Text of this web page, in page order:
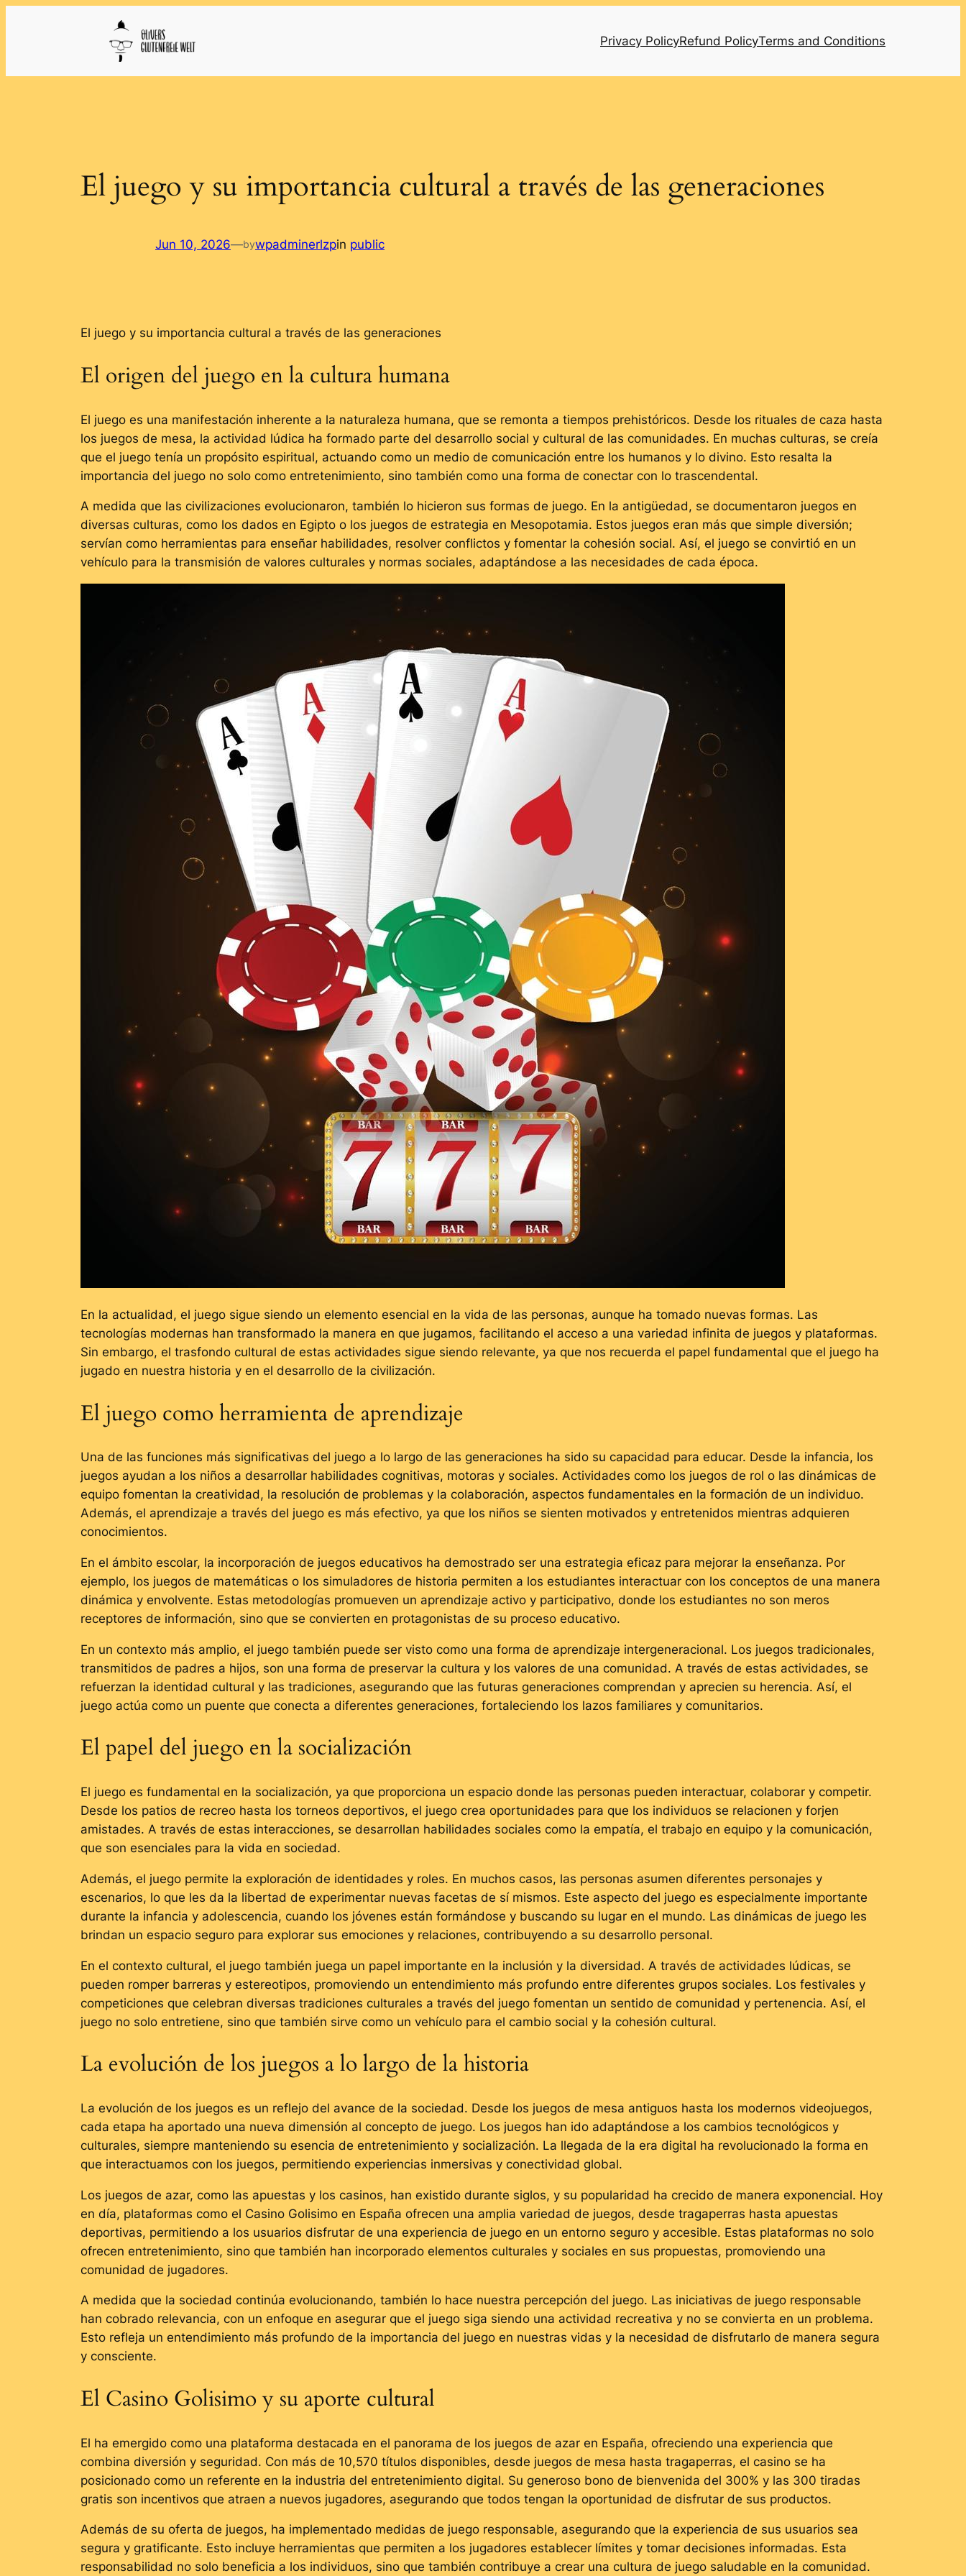
Privacy PolicyRefund PolicyTerms and Conditions
El juego y su importancia cultural a través de las generaciones
Jun 10, 2026—bywpadminerlzpin public
El juego y su importancia cultural a través de las generaciones
El origen del juego en la cultura humana
El juego es una manifestación inherente a la naturaleza humana, que se remonta a tiempos prehistóricos. Desde los rituales de caza hasta
los juegos de mesa, la actividad lúdica ha formado parte del desarrollo social y cultural de las comunidades. En muchas culturas, se creía
que el juego tenía un propósito espiritual, actuando como un medio de comunicación entre los humanos y lo divino. Esto resalta la
importancia del juego no solo como entretenimiento, sino también como una forma de conectar con lo trascendental.
A medida que las civilizaciones evolucionaron, también lo hicieron sus formas de juego. En la antigüedad, se documentaron juegos en
diversas culturas, como los dados en Egipto o los juegos de estrategia en Mesopotamia. Estos juegos eran más que simple diversión;
servían como herramientas para enseñar habilidades, resolver conflictos y fomentar la cohesión social. Así, el juego se convirtió en un
vehículo para la transmisión de valores culturales y normas sociales, adaptándose a las necesidades de cada época.
En la actualidad, el juego sigue siendo un elemento esencial en la vida de las personas, aunque ha tomado nuevas formas. Las
tecnologías modernas han transformado la manera en que jugamos, facilitando el acceso a una variedad infinita de juegos y plataformas.
Sin embargo, el trasfondo cultural de estas actividades sigue siendo relevante, ya que nos recuerda el papel fundamental que el juego ha
jugado en nuestra historia y en el desarrollo de la civilización.
El juego como herramienta de aprendizaje
Una de las funciones más significativas del juego a lo largo de las generaciones ha sido su capacidad para educar. Desde la infancia, los
juegos ayudan a los niños a desarrollar habilidades cognitivas, motoras y sociales. Actividades como los juegos de rol o las dinámicas de
equipo fomentan la creatividad, la resolución de problemas y la colaboración, aspectos fundamentales en la formación de un individuo.
Además, el aprendizaje a través del juego es más efectivo, ya que los niños se sienten motivados y entretenidos mientras adquieren
conocimientos.
En el ámbito escolar, la incorporación de juegos educativos ha demostrado ser una estrategia eficaz para mejorar la enseñanza. Por
ejemplo, los juegos de matemáticas o los simuladores de historia permiten a los estudiantes interactuar con los conceptos de una manera
dinámica y envolvente. Estas metodologías promueven un aprendizaje activo y participativo, donde los estudiantes no son meros
receptores de información, sino que se convierten en protagonistas de su proceso educativo.
En un contexto más amplio, el juego también puede ser visto como una forma de aprendizaje intergeneracional. Los juegos tradicionales,
transmitidos de padres a hijos, son una forma de preservar la cultura y los valores de una comunidad. A través de estas actividades, se
refuerzan la identidad cultural y las tradiciones, asegurando que las futuras generaciones comprendan y aprecien su herencia. Así, el
juego actúa como un puente que conecta a diferentes generaciones, fortaleciendo los lazos familiares y comunitarios.
El papel del juego en la socialización
El juego es fundamental en la socialización, ya que proporciona un espacio donde las personas pueden interactuar, colaborar y competir.
Desde los patios de recreo hasta los torneos deportivos, el juego crea oportunidades para que los individuos se relacionen y forjen
amistades. A través de estas interacciones, se desarrollan habilidades sociales como la empatía, el trabajo en equipo y la comunicación,
que son esenciales para la vida en sociedad.
Además, el juego permite la exploración de identidades y roles. En muchos casos, las personas asumen diferentes personajes y
escenarios, lo que les da la libertad de experimentar nuevas facetas de sí mismos. Este aspecto del juego es especialmente importante
durante la infancia y adolescencia, cuando los jóvenes están formándose y buscando su lugar en el mundo. Las dinámicas de juego les
brindan un espacio seguro para explorar sus emociones y relaciones, contribuyendo a su desarrollo personal.
En el contexto cultural, el juego también juega un papel importante en la inclusión y la diversidad. A través de actividades lúdicas, se
pueden romper barreras y estereotipos, promoviendo un entendimiento más profundo entre diferentes grupos sociales. Los festivales y
competiciones que celebran diversas tradiciones culturales a través del juego fomentan un sentido de comunidad y pertenencia. Así, el
juego no solo entretiene, sino que también sirve como un vehículo para el cambio social y la cohesión cultural.
La evolución de los juegos a lo largo de la historia
La evolución de los juegos es un reflejo del avance de la sociedad. Desde los juegos de mesa antiguos hasta los modernos videojuegos,
cada etapa ha aportado una nueva dimensión al concepto de juego. Los juegos han ido adaptándose a los cambios tecnológicos y
culturales, siempre manteniendo su esencia de entretenimiento y socialización. La llegada de la era digital ha revolucionado la forma en
que interactuamos con los juegos, permitiendo experiencias inmersivas y conectividad global.
Los juegos de azar, como las apuestas y los casinos, han existido durante siglos, y su popularidad ha crecido de manera exponencial. Hoy
en día, plataformas como el Casino Golisimo en España ofrecen una amplia variedad de juegos, desde tragaperras hasta apuestas
deportivas, permitiendo a los usuarios disfrutar de una experiencia de juego en un entorno seguro y accesible. Estas plataformas no solo
ofrecen entretenimiento, sino que también han incorporado elementos culturales y sociales en sus propuestas, promoviendo una
comunidad de jugadores.
A medida que la sociedad continúa evolucionando, también lo hace nuestra percepción del juego. Las iniciativas de juego responsable
han cobrado relevancia, con un enfoque en asegurar que el juego siga siendo una actividad recreativa y no se convierta en un problema.
Esto refleja un entendimiento más profundo de la importancia del juego en nuestras vidas y la necesidad de disfrutarlo de manera segura
y consciente.
El Casino Golisimo y su aporte cultural
El ha emergido como una plataforma destacada en el panorama de los juegos de azar en España, ofreciendo una experiencia que
combina diversión y seguridad. Con más de 10,570 títulos disponibles, desde juegos de mesa hasta tragaperras, el casino se ha
posicionado como un referente en la industria del entretenimiento digital. Su generoso bono de bienvenida del 300% y las 300 tiradas
gratis son incentivos que atraen a nuevos jugadores, asegurando que todos tengan la oportunidad de disfrutar de sus productos.
Además de su oferta de juegos, ha implementado medidas de juego responsable, asegurando que la experiencia de sus usuarios sea
segura y gratificante. Esto incluye herramientas que permiten a los jugadores establecer límites y tomar decisiones informadas. Esta
responsabilidad no solo beneficia a los individuos, sino que también contribuye a crear una cultura de juego saludable en la comunidad.